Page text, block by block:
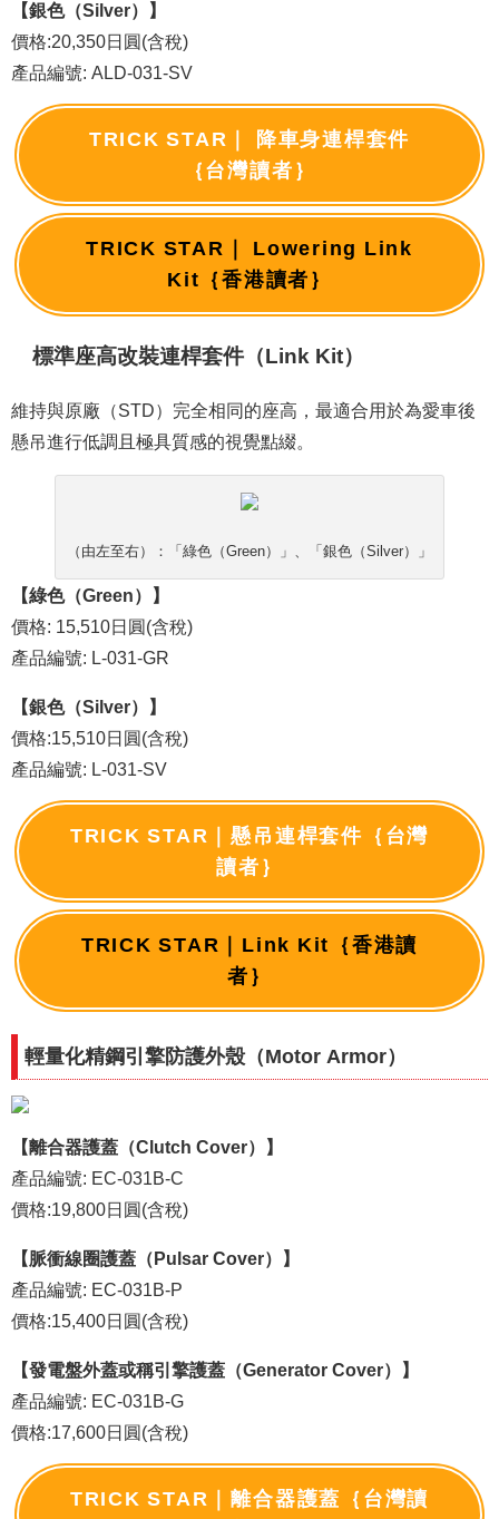
【銀色（Silver）】
價格:20,350日圓(含稅)
產品編號: ALD-031-SV
TRICK STAR｜ 降車身連桿套件
｛台灣讀者｝
TRICK STAR｜ Lowering Link
Kit｛香港讀者｝
標準座高改裝連桿套件（Link Kit）
維持與原廠（STD）完全相同的座高，最適合用於為愛車後
懸吊進行低調且極具質感的視覺點綴。
（由左至右）：「綠色（Green）」、「銀色（Silver）」
【綠色（Green）】
價格: 15,510日圓(含稅)
產品編號: L-031-GR
【銀色（Silver）】
價格:15,510日圓(含稅)
產品編號: L-031-SV
TRICK STAR｜懸吊連桿套件｛台灣
讀者｝
TRICK STAR｜Link Kit｛香港讀
者｝
輕量化精鋼引擎防護外殼（Motor Armor）
【離合器護蓋（Clutch Cover）】
產品編號: EC-031B-C
價格:19,800日圓(含稅)
【脈衝線圈護蓋（Pulsar Cover）】
產品編號: EC-031B-P
價格:15,400日圓(含稅)
【發電盤外蓋或稱引擎護蓋（Generator Cover）】
產品編號: EC-031B-G
價格:17,600日圓(含稅)
TRICK STAR｜離合器護蓋｛台灣讀